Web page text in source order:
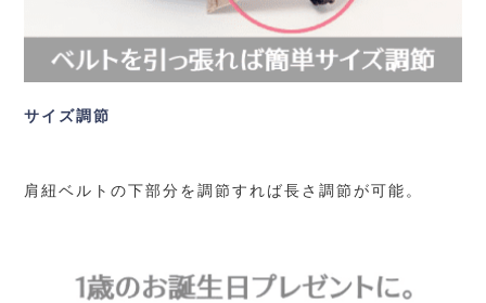
サイズ調節
肩紐ベルトの下部分を調節すれば長さ調節が可能。